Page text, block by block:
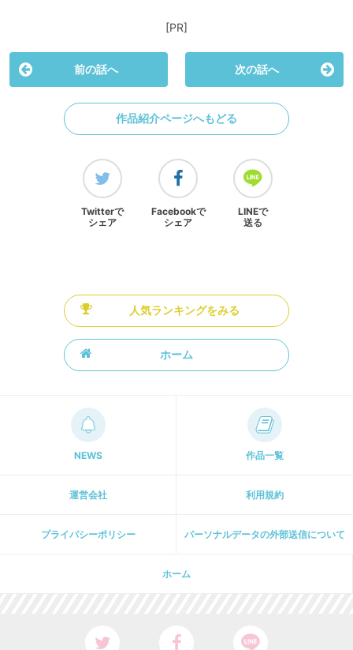
[PR]
前の話へ 次の話へ
作品紹介ページへもどる
Twitterで
シェア
Facebookで
シェア
LINEで
送る
人気ランキングをみる
ホーム
NEWS 作品一覧
運営会社 利用規約
プライパシーポリシー パーソナルデータの外部送信について
ホーム